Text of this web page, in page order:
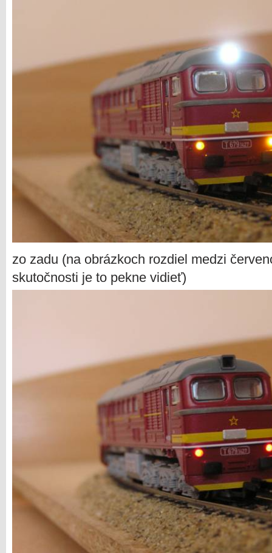
zo zadu (na obrázkoch rozdiel medzi
skutočnosti je to pekne vidieť)